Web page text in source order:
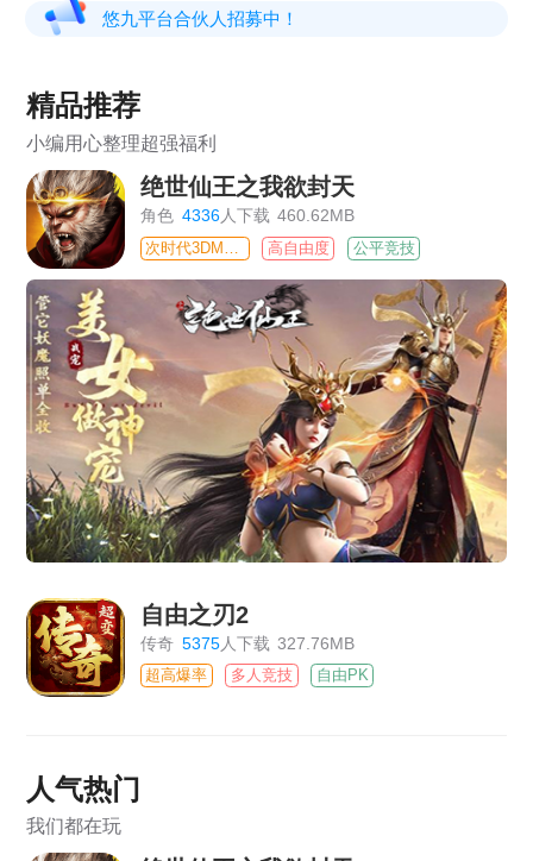
悠九平台合伙人招募中！
精品推荐
小编用心整理超强福利
绝世仙王之我欲封天
角色 4336人下载 460.62MB
高自由度 公平竞技
自由之刃2
传奇 5375人下载 327.76MB
超高爆率 多人竞技 自由PK
人气热门
我们都在玩